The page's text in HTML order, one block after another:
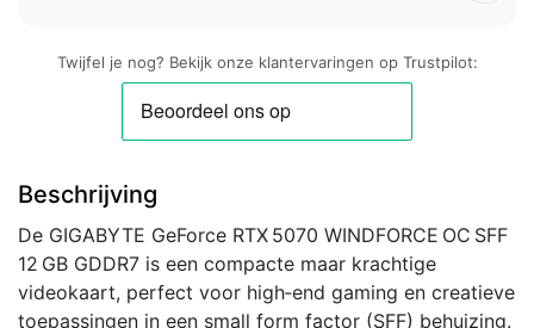
Twijfel je nog? Bekijk onze klantervaringen op Trustpilot:
Beschrijving
De GIGABYTE GeForce RTX 5070 WINDFORCE OC SFF
12 GB GDDR7 is een compacte maar krachtige
videokaart, perfect voor high‑end gaming en creatieve
toepassingen in een small form factor (SFF) behuizing.